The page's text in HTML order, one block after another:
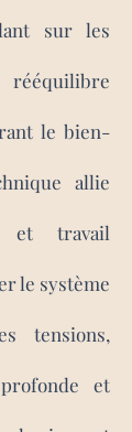
sur les
le bien-
allie
et travail
le système
tensions,
et